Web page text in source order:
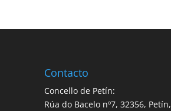
Contacto
Concello de Petín:
Rúa do Bacelo nº7, 32356, Petín,